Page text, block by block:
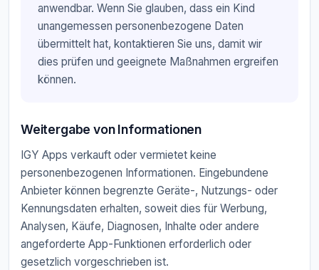
anwendbar. Wenn Sie glauben, dass ein Kind
unangemessen personenbezogene Daten
übermittelt hat, kontaktieren Sie uns, damit wir
dies prüfen und geeignete Maßnahmen ergreifen
können.
Weitergabe von Informationen
IGY Apps verkauft oder vermietet keine
personenbezogenen Informationen. Eingebundene
Anbieter können begrenzte Geräte-, Nutzungs- oder
Kennungsdaten erhalten, soweit dies für Werbung,
Analysen, Käufe, Diagnosen, Inhalte oder andere
angeforderte App-Funktionen erforderlich oder
gesetzlich vorgeschrieben ist.